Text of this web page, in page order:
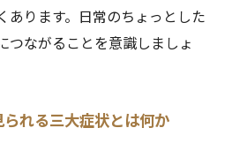
あります。日常のちょっとした
つながることを意識しましょ
れる三大症状とは何か